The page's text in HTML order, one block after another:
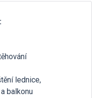
lednice,
balkonu